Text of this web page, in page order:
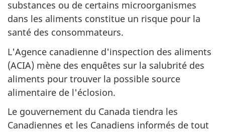
substances ou de certains microorganismes
dans les aliments constitue un risque pour la
santé des consommateurs.
L'Agence canadienne d'inspection des aliments
(ACIA) mène des enquêtes sur la salubrité des
aliments pour trouver la possible source
alimentaire de l'éclosion.
Le gouvernement du Canada tiendra les
Canadiennes et les Canadiens informés de tout